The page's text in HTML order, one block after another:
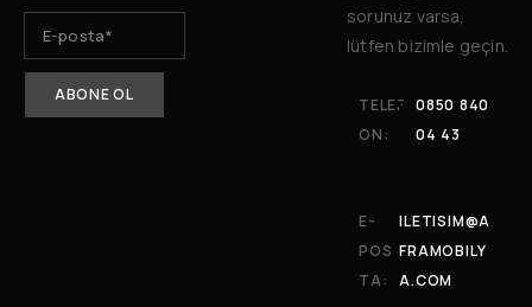
sorunuz varsa,
lütfen bizimle geçin.
TELEF
ON:
0850 840
04 43
E-
POS
TA:
ILETISIM@A
FRAMOBILY
A.COM